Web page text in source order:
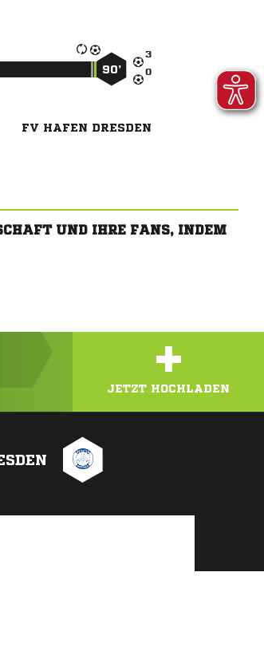


90’
FV HAFEN DRESDEN
UND IHRE FANS, INDEM
+
JETZT HOCHLADEN